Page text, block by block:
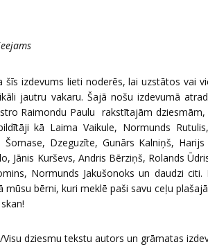
šīs izdevums lieti noderēs, lai uzstātos vai
jautru vakaru. Šajā nošu izdevumā
Raimondu Paulu rakstītajām dziesmām,
kā Laima Vaikule, Normunds
Šomase, Dzeguzīte, Gunārs Kalniņš,
Jānis Kurševs, Andris Bērziņš, Rolands
Normunds Jakušonoks un daudzi
mūsu bērni, kuri meklē paši savu ceļu
Visu dziesmu tekstu autors un grāmatas